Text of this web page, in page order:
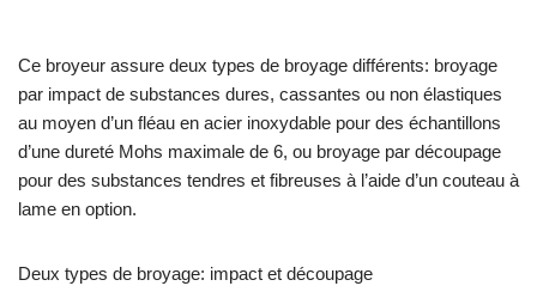
Ce broyeur assure deux types de broyage différents: broyage
par impact de substances dures, cassantes ou non élastiques
au moyen d’un fléau en acier inoxydable pour des échantillons
d’une dureté Mohs maximale de 6, ou broyage par découpage
pour des substances tendres et fibreuses à l’aide d’un couteau à
lame en option.
Deux types de broyage: impact et découpage